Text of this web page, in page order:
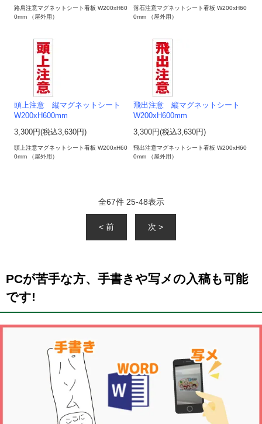
路肩注意マグネットシート看板 W200xH60
0mm （屋外用）
落石注意マグネットシート看板 W200xH60
0mm （屋外用）
頭上注意 縦マグネットシート
W200xH600mm
3,300円(税込3,630円)
頭上注意マグネットシート看板 W200xH60
0mm （屋外用）
飛出注意 縦マグネットシート
W200xH600mm
3,300円(税込3,630円)
飛出注意マグネットシート看板 W200xH60
0mm （屋外用）
全67件 25-48表示
< 前 次 >
PCが苦手な方、手書きや写メの入稿も可能
です!